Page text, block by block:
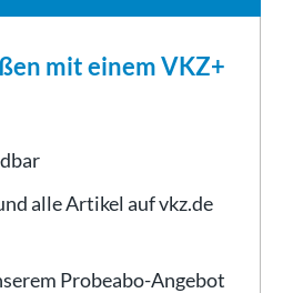
mit einem VKZ+
alle Artikel auf vkz.de
Probeabo-Angebot